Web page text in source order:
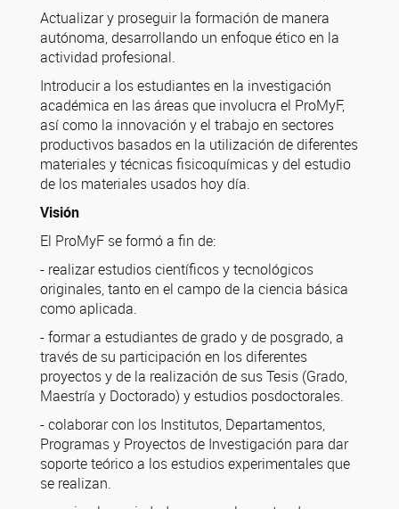
Actualizar y proseguir la formación de manera
autónoma, desarrollando un enfoque ético en la
actividad profesional.
Introducir a los estudiantes en la investigación
académica en las áreas que involucra el ProMyF,
así como la innovación y el trabajo en sectores
productivos basados en la utilización de diferentes
materiales y técnicas fisicoquímicas y del estudio
de los materiales usados hoy día.
Visión
El ProMyF se formó a fin de:
- realizar estudios científicos y tecnológicos
originales, tanto en el campo de la ciencia básica
como aplicada.
- formar a estudiantes de grado y de posgrado, a
través de su participación en los diferentes
proyectos y de la realización de sus Tesis (Grado,
Maestría y Doctorado) y estudios posdoctorales.
- colaborar con los Institutos, Departamentos,
Programas y Proyectos de Investigación para dar
soporte teórico a los estudios experimentales que
se realizan.